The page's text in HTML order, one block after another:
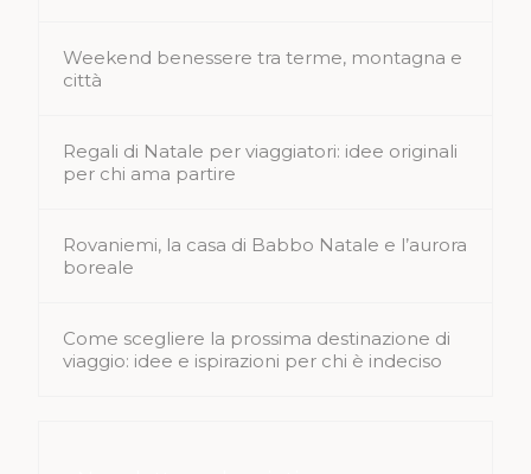
Weekend benessere tra terme, montagna e
città
Regali di Natale per viaggiatori: idee originali
per chi ama partire
Rovaniemi, la casa di Babbo Natale e l’aurora
boreale
Come scegliere la prossima destinazione di
viaggio: idee e ispirazioni per chi è indeciso